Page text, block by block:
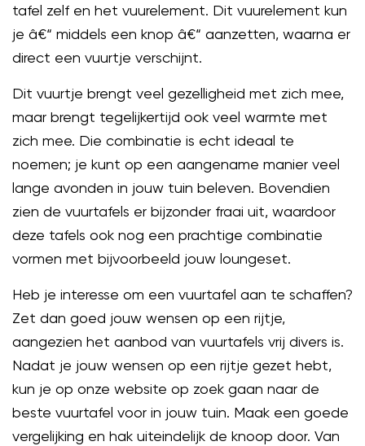
tafel zelf en het vuurelement. Dit vuurelement kun
je â€“ middels een knop â€“ aanzetten, waarna er
direct een vuurtje verschijnt.
Dit vuurtje brengt veel gezelligheid met zich mee,
maar brengt tegelijkertijd ook veel warmte met
zich mee. Die combinatie is echt ideaal te
noemen; je kunt op een aangename manier veel
lange avonden in jouw tuin beleven. Bovendien
zien de vuurtafels er bijzonder fraai uit, waardoor
deze tafels ook nog een prachtige combinatie
vormen met bijvoorbeeld jouw loungeset.
Heb je interesse om een vuurtafel aan te schaffen?
Zet dan goed jouw wensen op een rijtje,
aangezien het aanbod van vuurtafels vrij divers is.
Nadat je jouw wensen op een rijtje gezet hebt,
kun je op onze website op zoek gaan naar de
beste vuurtafel voor in jouw tuin. Maak een goede
vergelijking en hak uiteindelijk de knoop door. Van